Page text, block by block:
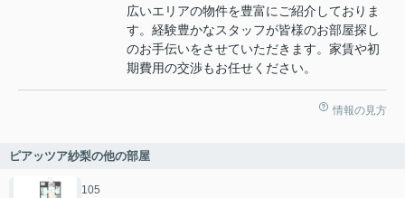
広いエリアの物件を豊富にご紹介しておりま
す。経験豊かなスタッフが皆様のお部屋探し
のお手伝いをさせていただきます。家賃や初
期費用の交渉もお任せください。
情報の見方
ピアッツア紗梨の他の部屋
105